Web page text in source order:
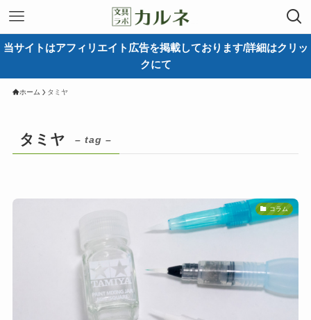
当サイトはアフィリエイト広告を掲載しております/詳細はクリッ
クにて
ホーム タミヤ
タミヤ – tag –
コラム